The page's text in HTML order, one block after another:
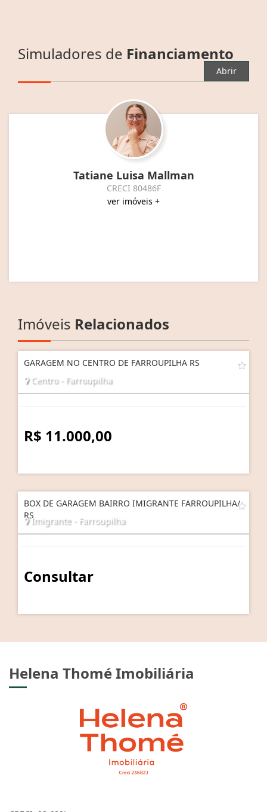
Simuladores de Financiamento
Abrir
Tatiane Luisa Mallman
CRECI 80486F
ver imóveis +
Imóveis Relacionados
GARAGEM NO CENTRO DE FARROUPILHA RS
Centro - Farroupilha
R$ 11.000,00
BOX DE GARAGEM BAIRRO IMIGRANTE FARROUPILHA/
RSImigrante - Farroupilha
Consultar
Helena Thomé Imobiliária